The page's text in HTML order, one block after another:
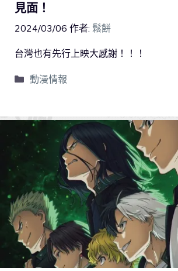
見面！
2024/03/06 作者: 鬆餅
台灣也有先行上映大感謝！！！
動漫情報